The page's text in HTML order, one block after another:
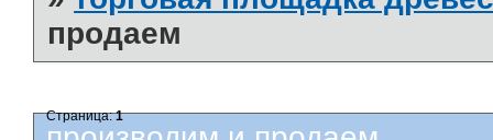
продаем
Страница:1